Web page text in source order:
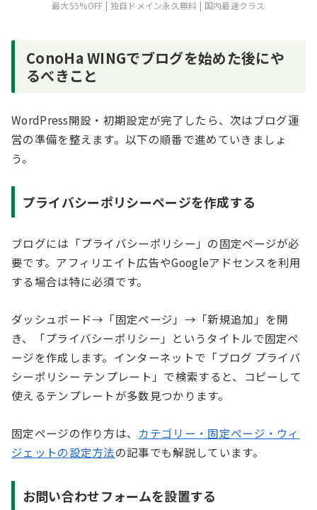
最大55%OFF | 独自ドメイン永久無料 | 国内最速クラス
ConoHa WINGでブログを始めた後にや
るべきこと
WordPress開設・初期設定が完了したら、次はブログ運
営の準備を整えます。以下の順番で進めていきましょ
う。
プライバシーポリシーページを作成する
ブログには「プライバシーポリシー」の固定ページが必
要です。アフィリエイト広告やGoogleアドセンスを利用
する場合は特に必須です。
ダッシュボード→「固定ページ」→「新規追加」を開
き、「プライバシーポリシー」というタイトルで固定ペ
ージを作成します。インターネットで「ブログ プライバ
シーポリシー テンプレート」で検索すると、コピーして
使えるテンプレートが多数見つかります。
固定ページの作り方は、 カテゴリー・固定ページ・ウィ
ジェットの設定方法の記事でも解説しています。
お問い合わせフォームを設置する